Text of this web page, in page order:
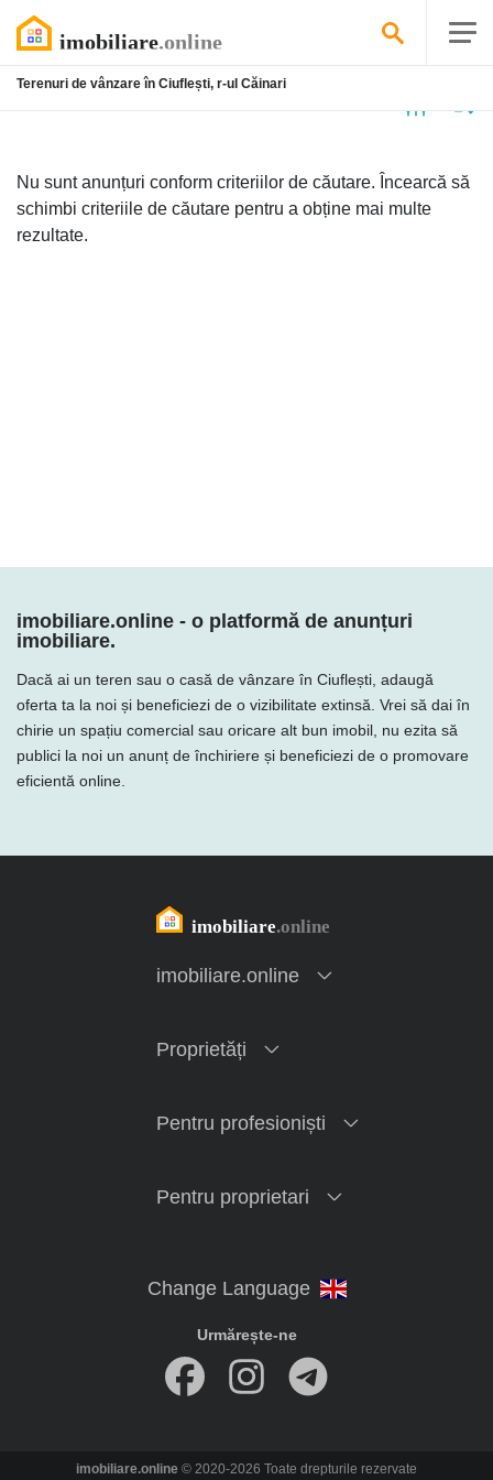
Terenuri de vânzare în Ciuflești, r-ul Căinari
Nu sunt anunțuri conform criteriilor de căutare. Încearcă să
schimbi criteriile de căutare pentru a obține mai multe
rezultate.
imobiliare.online - o platformă de anunțuri
imobiliare.
Dacă ai un teren sau o casă de vânzare în Ciuflești, adaugă
oferta ta la noi și beneficiezi de o vizibilitate extinsă. Vrei să dai în
chirie un spațiu comercial sau oricare alt bun imobil, nu ezita să
publici la noi un anunț de închiriere și beneficiezi de o promovare
eficientă online.
imobiliare.online
Proprietăți
Pentru profesioniști
Pentru proprietari
Urmărește-ne
imobiliare.online © 2020-2026 Toate drepturile rezervate